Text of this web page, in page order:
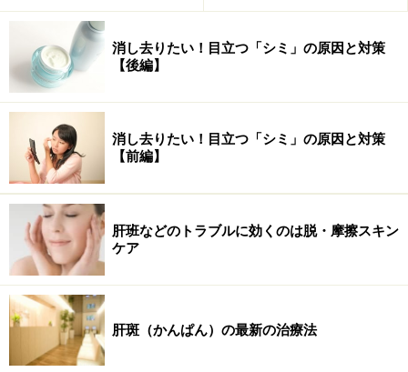
値の意味を知って、用途に合わせた適切なアイテムを使
い分けましょう。
SPFは、シミやそばかすの原因となる紫外
線B波を防止する力
SPF＝Sun Protection Factor（サン プロテクション ファ
クター）は、シミやそばかすの原因となる紫外線B波を
防止する力を数値で表したもの。例えばSPF30であれ
ば、何もつけていない状態と比較して、日焼けするまで
の時間を30倍遅らせることができるという数値です。
だからSPFの数値が大きいから日焼けしにくいのではな
く、日焼けするまでの時間を延ばせるという意味になり
消し去りたい！目立つ「シミ」の原因と対策
【後編】
消し去りたい！目立つ「シミ」の原因と対策
【前編】
肝班などのトラブルに効くのは脱・摩擦スキン
ケア
肝斑（かんぱん）の最新の治療法